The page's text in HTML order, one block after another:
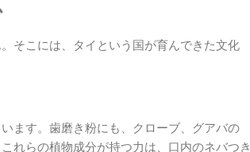
そこには、タイという国が育んできた文化
ます。歯磨き粉にも、クローブ、グアバの
れらの植物成分が持つ力は、口内のネバつき